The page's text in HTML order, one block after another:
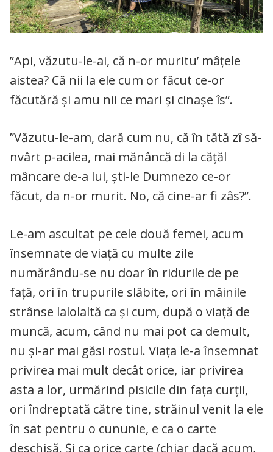
”Api, văzutu-le-ai, că n-or muritu’ mâțele
aistea? Că nii la ele cum or făcut ce-or
făcutără și amu nii ce mari și cinașe îs”.
”Văzutu-le-am, dară cum nu, că în tătă zî să-
nvârt p-acilea, mai mănâncă di la cățăl
mâncare de-a lui, ști-le Dumnezo ce-or
făcut, da n-or murit. No, că cine-ar fi zâs?”.
Le-am ascultat pe cele două femei, acum
însemnate de viață cu multe zile
numărându-se nu doar în ridurile de pe
față, ori în trupurile slăbite, ori în mâinile
strânse lalolaltă ca și cum, după o viață de
muncă, acum, când nu mai pot ca demult,
nu și-ar mai găsi rostul. Viața le-a însemnat
privirea mai mult decât orice, iar privirea
asta a lor, urmărind pisicile din fața curții,
ori îndreptată către tine, străinul venit la ele
în sat pentru o cununie, e ca o carte
deschisă. Și ca orice carte (chiar dacă acum,